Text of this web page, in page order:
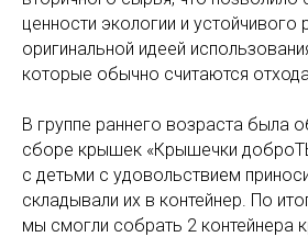
ценности экологии и устойчивого
оригинальной идеей
которые обычно считаются
В группе раннего возраста была
сборе крышек «Крышечки
с детьми с удовольствием
складывали их в контейнер. По
мы смогли собрать 2 контейнера